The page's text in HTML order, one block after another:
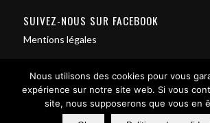
SUIVEZ-NOUS SUR FACEBOOK
Mentions légales
Nous utilisons des cookies pour vous
expérience sur notre site web. Si vous
site, nous supposerons que vous en